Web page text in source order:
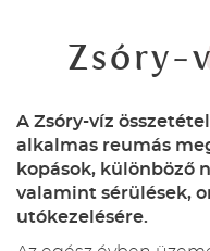
Zsóry-
A Zsóry-víz
alkalmas reumás
kopások, különböző
valamint sérülések,
utókezelésére.